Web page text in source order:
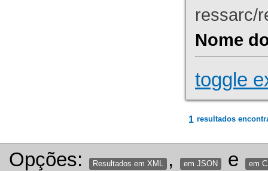
ressarc/
Nome
toggle
1 resultados
Opções: Resultados em XML , em JSON e em